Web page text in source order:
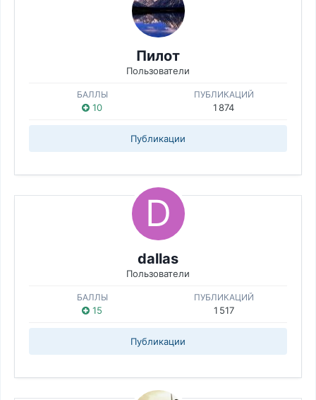
Пилот
Пользователи
БАЛЛЫ
10
ПУБЛИКАЦИЙ
1 874
Публикации
dаllаs
Пользователи
БАЛЛЫ
15
ПУБЛИКАЦИЙ
1 517
Публикации